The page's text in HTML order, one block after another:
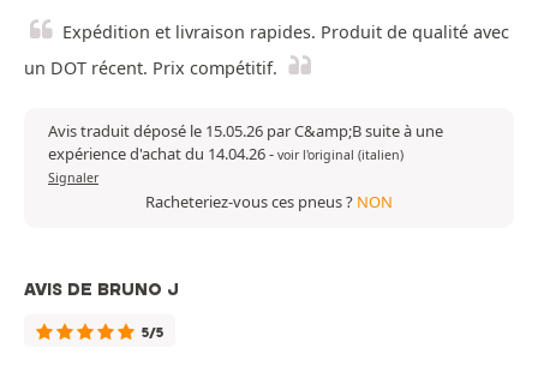
Expédition et livraison rapides. Produit de qualité avec
un DOT récent. Prix compétitif.
Avis traduit déposé le 15.05.26 par C&amp;B suite à une
expérience d'achat du 14.04.26- voir l'original (italien)
Signaler
Racheteriez-vous ces pneus ? NON
AVIS DE BRUNO J
5/5